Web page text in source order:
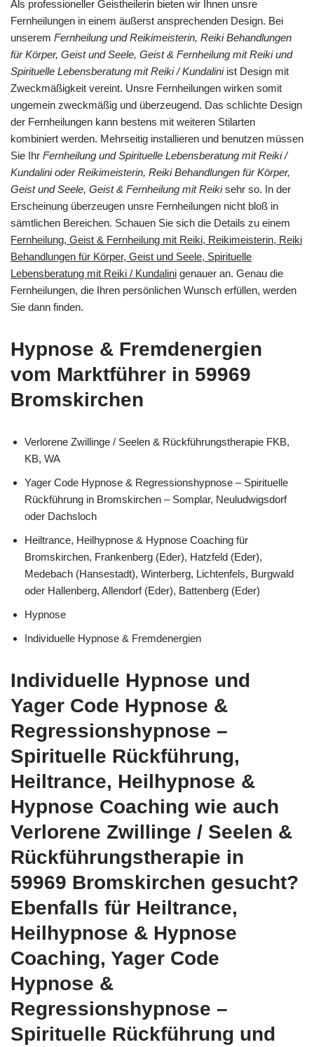
Als professioneller Geistheilerin bieten wir Ihnen unsre
Fernheilungen in einem äußerst ansprechenden Design. Bei
unserem Fernheilung und Reikimeisterin, Reiki Behandlungen
für Körper, Geist und Seele, Geist & Fernheilung mit Reiki und
Spirituelle Lebensberatung mit Reiki / Kundaliniist Design mit
Zweckmäßigkeit vereint. Unsre Fernheilungen wirken somit
ungemein zweckmäßig und überzeugend. Das schlichte Design
der Fernheilungen kann bestens mit weiteren Stilarten
kombiniert werden. Mehrseitig installieren und benutzen müssen
Sie Ihr Fernheilung und Spirituelle Lebensberatung mit Reiki /
Kundalini oder Reikimeisterin, Reiki Behandlungen für Körper,
Geist und Seele, Geist & Fernheilung mit Reikisehr so. In der
Erscheinung überzeugen unsre Fernheilungen nicht bloß in
sämtlichen Bereichen. Schauen Sie sich die Details zu einem
Fernheilung, Geist & Fernheilung mit Reiki, Reikimeisterin, Reiki
Behandlungen für Körper, Geist und Seele, Spirituelle
Lebensberatung mit Reiki / Kundalini genauer an. Genau die
Fernheilungen, die Ihren persönlichen Wunsch erfüllen, werden
Sie dann finden.
Hypnose & Fremdenergien
vom Marktführer in 59969
Bromskirchen
Verlorene Zwillinge / Seelen & Rückführungstherapie FKB,
KB, WA
Yager Code Hypnose & Regressionshypnose – Spirituelle
Rückführung in Bromskirchen – Somplar, Neuludwigsdorf
oder Dachsloch
Heiltrance, Heilhypnose & Hypnose Coaching für
Bromskirchen, Frankenberg (Eder), Hatzfeld (Eder),
Medebach (Hansestadt), Winterberg, Lichtenfels, Burgwald
oder Hallenberg, Allendorf (Eder), Battenberg (Eder)
Hypnose
Individuelle Hypnose & Fremdenergien
Individuelle Hypnose und
Yager Code Hypnose &
Regressionshypnose –
Spirituelle Rückführung,
Heiltrance, Heilhypnose &
Hypnose Coaching wie auch
Verlorene Zwillinge / Seelen &
Rückführungstherapie in
59969 Bromskirchen gesucht?
Ebenfalls für Heiltrance,
Heilhypnose & Hypnose
Coaching, Yager Code
Hypnose &
Regressionshypnose –
Spirituelle Rückführung und